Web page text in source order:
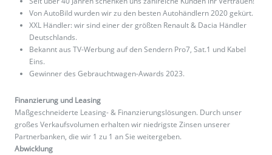
Von AutoBild wurden wir zu den besten Autohändlern 2020 gekürt.
XXL Händler: wir sind einer der größten Renault & Dacia Händler
Deutschlands.
Bekannt aus TV-Werbung auf den Sendern Pro7, Sat.1 und Kabel
Eins.
Gewinner des Gebrauchtwagen-Awards 2023.
Finanzierung und Leasing
Maßgeschneiderte Leasing- & Finanzierungslösungen. Durch unser
großes Verkaufsvolumen erhalten wir niedrigste Zinsen unserer
Partnerbanken, die wir 1 zu 1 an Sie weitergeben.
Abwicklung